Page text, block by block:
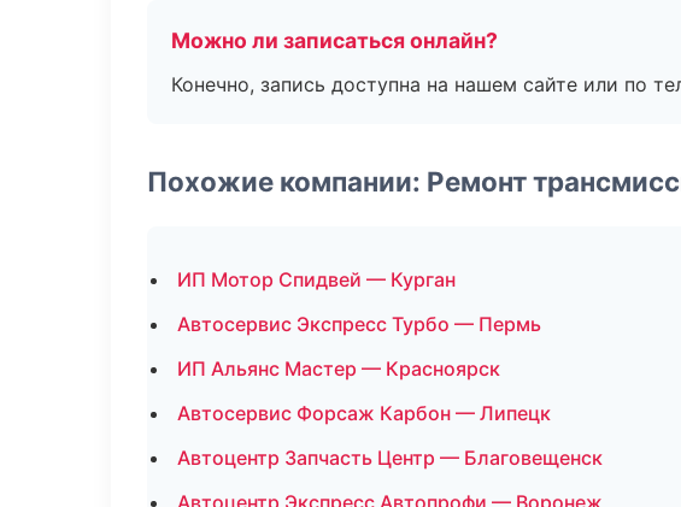
Можно ли записаться онлайн?
Конечно, запись доступна на нашем сайте или по
Похожие компании: Ремонт
ИП Мотор Спидвей — Курган
Автосервис Экспресс Турбо — Пермь
ИП Альянс Мастер — Красноярск
Автосервис Форсаж Карбон — Липецк
Автоцентр Запчасть Центр — Благовещенск
Автоцентр Экспресс Автопрофи — Воронеж